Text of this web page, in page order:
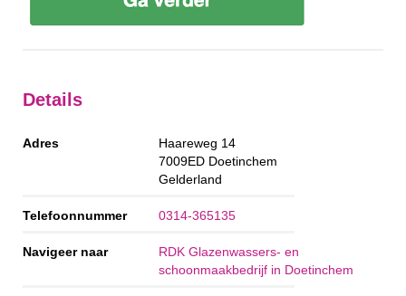
Details
Adres
Haareweg 14
7009ED Doetinchem
Gelderland
Telefoonnummer 0314-365135
Navigeer naar
RDK Glazenwassers- en
schoonmaakbedrijf in Doetinchem